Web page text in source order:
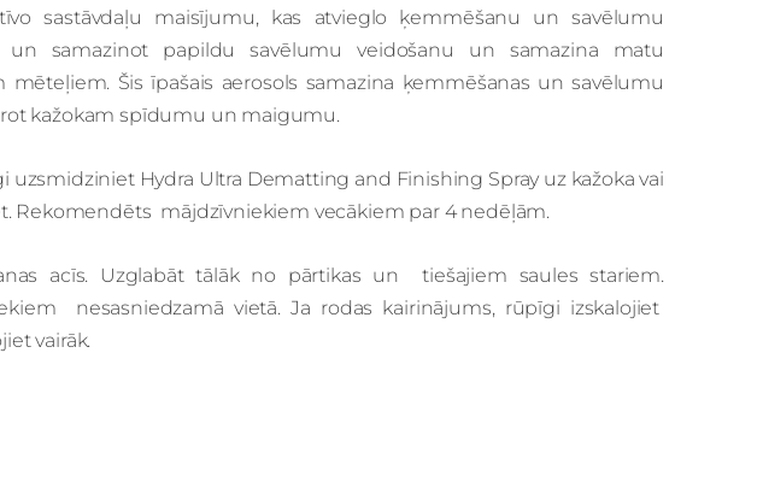
sastāvdaļu maisījumu, kas atvieglo ķemmēšanu un savēlumu
un samazinot papildu savēlumu veidošanu un samazina matu
mēteļiem. Šis īpašais aerosols samazina ķemmēšanas un savēlumu
kažokam spīdumu un maigumu.
uzsmidziniet Hydra Ultra Dematting and Finishing Spray uz kažoka vai
Rekomendēts mājdzīvniekiem vecākiem par 4 nedēļām.
acīs. Uzglabāt tālāk no pārtikas un tiešajiem saules stariem.
nesasniedzamā vietā. Ja rodas kairinājums, rūpīgi izskalojiet
vairāk.